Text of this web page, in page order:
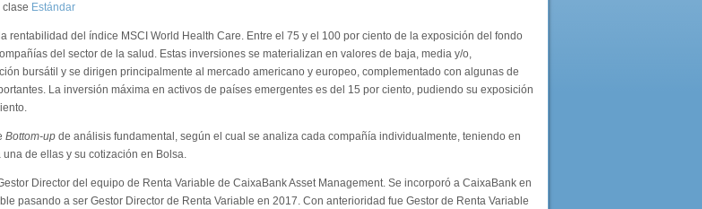
clase Estándar
rentabilidad del índice MSCI World Health Care. Entre el 75 y el 100 por ciento de la exposición del fondo
del sector de la salud. Estas inversiones se materializan en valores de baja, media y/o,
bursátil y se dirigen principalmente al mercado americano y europeo, complementado con algunas de
La inversión máxima en activos de países emergentes es del 15 por ciento, pudiendo su exposición
Bottom-up de análisis fundamental, según el cual se analiza cada compañía individualmente, teniendo en
de ellas y su cotización en Bolsa.
Director del equipo de Renta Variable de CaixaBank Asset Management. Se incorporó a CaixaBank en
pasando a ser Gestor Director de Renta Variable en 2017. Con anterioridad fue Gestor de Renta Variable